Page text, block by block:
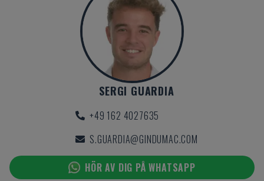
SERGI GUARDIA
+49 162 4027635
S.GUARDIA@GINDUMAC.COM
HÖR AV DIG PÅ WHATSAPP